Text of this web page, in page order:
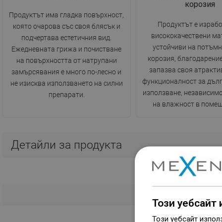
Продуктът има гладка повърхност,
която очарова със своя блясък и
подчертава естетичния вид.
Ежедневната грижа и почистване
на повърхността от натрупани
замърсявания е много по-лесно и
не изисква използването на силни
препарати.
корозия
Продуктът е
висококачествени
устойчиви на
корозия,
запазва своя
функционалност за
използване,
на влажност в
Детайли за продукта
Този уебсайт
Този уебсайт